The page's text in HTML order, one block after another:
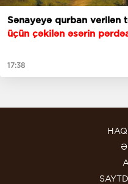
Sənayeyə qurban verilən
üçün çəkilən əsərin
17:38